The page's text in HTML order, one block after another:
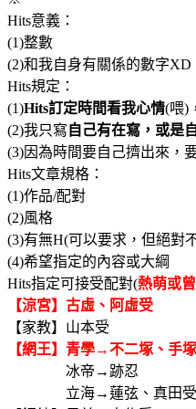
Hits意義：
(1)整數
(2)和我自身有關係的數字
Hits規定：
(1)Hits訂定時間看我心情(喂)
(2)我只寫 自己有在寫，或是
(3)因為時間要自己擠出來，
Hits文章規格：
(1)作品/配對
(2)風格
(3)有無H(可以要求，但絕對
(4)希望指定的內容或大綱
Hits指定可接受配對(熱萌或
【涼宮】古虛、阿虛受
【家教】山本受
【網王】青學→不二塚、手
冰帝→跡忍
立海→蓮弦、真田受